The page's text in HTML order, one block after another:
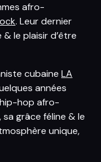
afro-
. Leur dernier
le plaisir d’être
cubaine LA
années
hop afro-
grâce féline & le
unique,